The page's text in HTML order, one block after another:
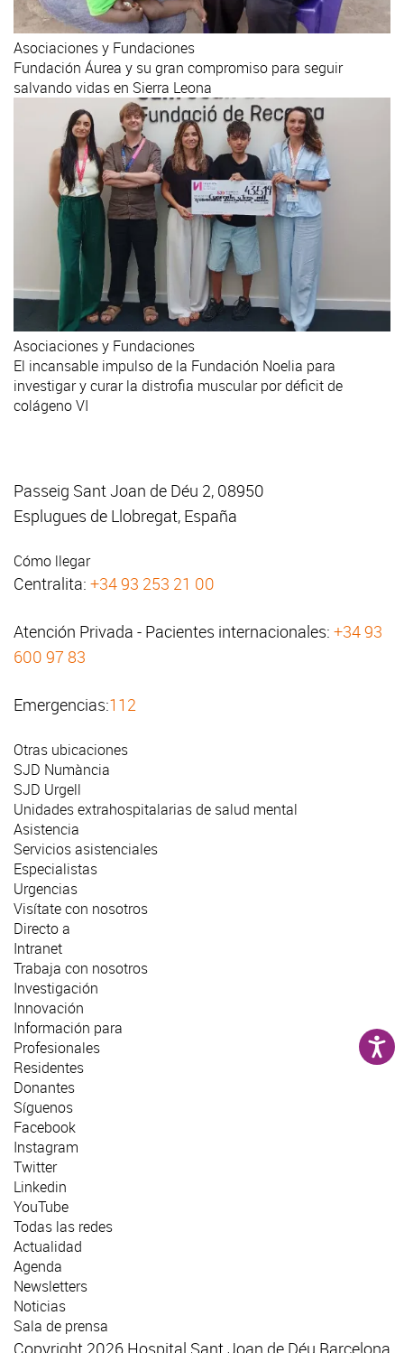
Asociaciones y Fundaciones
Fundación Áurea y su gran compromiso para seguir
salvando vidas en Sierra Leona
Asociaciones y Fundaciones
El incansable impulso de la Fundación Noelia para
investigar y curar la distrofia muscular por déficit de
colágeno VI
Passeig Sant Joan de Déu 2, 08950
Esplugues de Llobregat, España
Cómo llegar
Centralita: +34 93 253 21 00
Atención Privada - Pacientes internacionales: +34 93
600 97 83
Emergencias:112
Otras ubicaciones
SJD Numància
SJD Urgell
Unidades extrahospitalarias de salud mental
Asistencia
Servicios asistenciales
Especialistas
Urgencias
Visítate con nosotros
Directo a
Intranet
Trabaja con nosotros
Investigación
Innovación
Información para
Profesionales
Residentes
Donantes
Síguenos
Facebook
Instagram
Twitter
Linkedin
YouTube
Todas las redes
Actualidad
Agenda
Newsletters
Noticias
Sala de prensa
Copyright 2026 Hospital Sant Joan de Déu Barcelona